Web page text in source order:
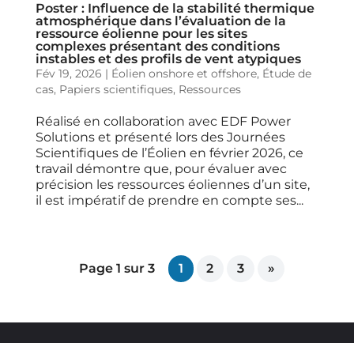
Poster : Influence de la stabilité thermique
atmosphérique dans l’évaluation de la
ressource éolienne pour les sites
complexes présentant des conditions
instables et des profils de vent atypiques
Fév 19, 2026 | Éolien onshore et offshore, Étude de
cas, Papiers scientifiques, Ressources
Réalisé en collaboration avec EDF Power
Solutions et présenté lors des Journées
Scientifiques de l’Éolien en février 2026, ce
travail démontre que, pour évaluer avec
précision les ressources éoliennes d’un site,
il est impératif de prendre en compte ses...
Page 1 sur 3 1 2 3 »